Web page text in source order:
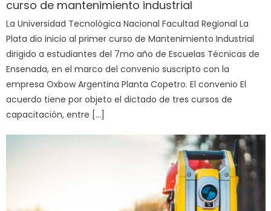
curso de mantenimiento industrial
La Universidad Tecnológica Nacional Facultad Regional La
Plata dio inicio al primer curso de Mantenimiento Industrial
dirigido a estudiantes del 7mo año de Escuelas Técnicas de
Ensenada, en el marco del convenio suscripto con la
empresa Oxbow Argentina Planta Copetro. El convenio El
acuerdo tiene por objeto el dictado de tres cursos de
capacitación, entre […]